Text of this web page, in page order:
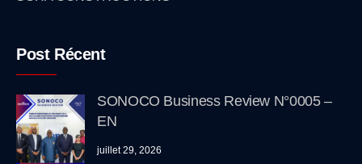
Post Récent
SONOCO Business Review N°0005 –
EN
juillet 29, 2026